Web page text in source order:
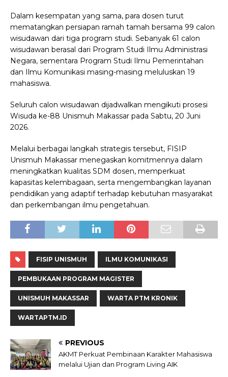
Dalam kesempatan yang sama, para dosen turut
mematangkan persiapan ramah tamah bersama 99 calon
wisudawan dari tiga program studi. Sebanyak 61 calon
wisudawan berasal dari Program Studi Ilmu Administrasi
Negara, sementara Program Studi Ilmu Pemerintahan
dan Ilmu Komunikasi masing-masing meluluskan 19
mahasiswa.
Seluruh calon wisudawan dijadwalkan mengikuti prosesi
Wisuda ke-88 Unismuh Makassar pada Sabtu, 20 Juni
2026.
Melalui berbagai langkah strategis tersebut, FISIP
Unismuh Makassar menegaskan komitmennya dalam
meningkatkan kualitas SDM dosen, memperkuat
kapasitas kelembagaan, serta mengembangkan layanan
pendidikan yang adaptif terhadap kebutuhan masyarakat
dan perkembangan ilmu pengetahuan.
FISIP UNISMUH ILMU KOMUNIKASI
PEMBUKAAN PROGRAM MAGISTER
UNISMUH MAKASSAR WARTA PTM KRONIK
WARTAPTM.ID
PREVIOUS
AKMT Perkuat Pembinaan Karakter Mahasiswa
melalui Ujian dan Program Living AIK